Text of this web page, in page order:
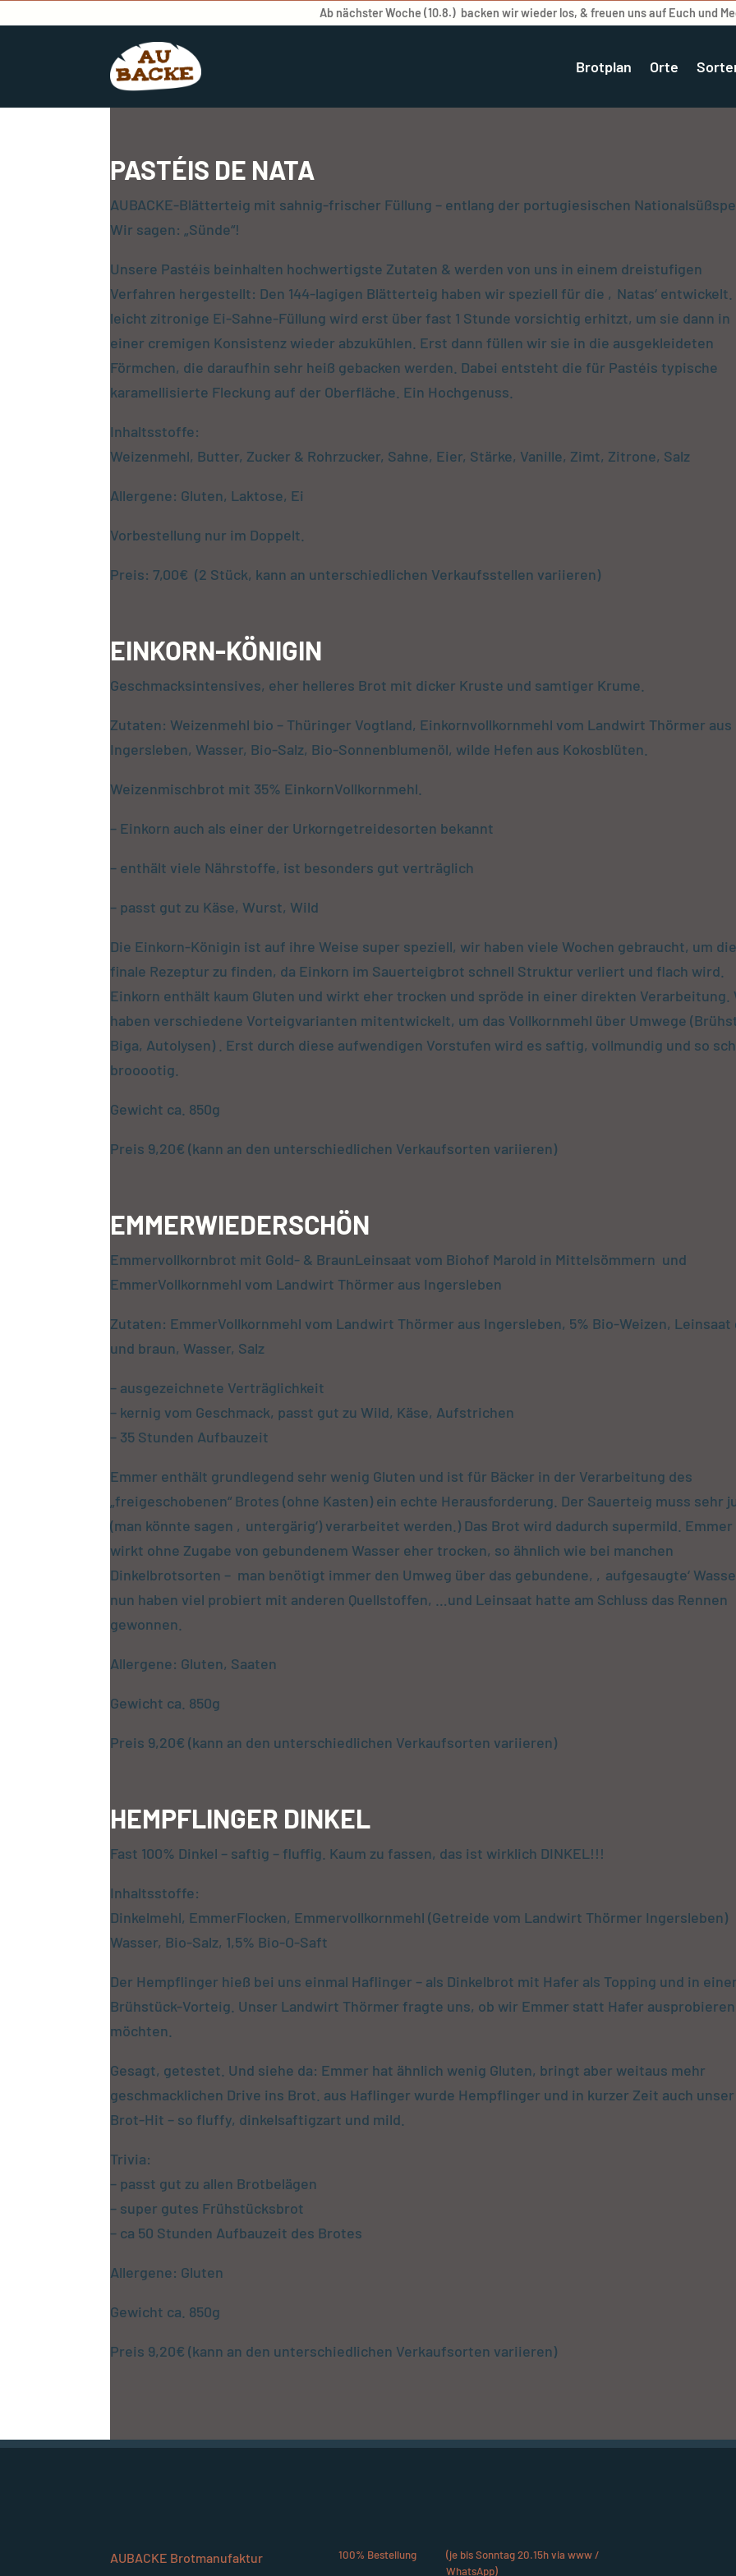
Ab nächster Woche (10.8.) backen wir wieder los, & freuen uns auf Euch und
Brotplan Orte
PASTÉIS DE NATA
AUBACKE-Blätterteig mit sahnig-frischer Füllung – entlang der portugiesischen
Wir sagen: „Sünde“!
Unsere Pastéis beinhalten hochwertigste Zutaten & werden von uns in einem dreistufigen
Verfahren hergestellt: Den 144-lagigen Blätterteig haben wir speziell für die ‚Natas‘ entwickelt.
leicht zitronige Ei-Sahne-Füllung wird erst über fast 1 Stunde vorsichtig erhitzt, um sie dann in
einer cremigen Konsistenz wieder abzukühlen. Erst dann füllen wir sie in die ausgekleideten
Förmchen, die daraufhin sehr heiß gebacken werden. Dabei entsteht die für Pastéis typische
karamellisierte Fleckung auf der Oberfläche. Ein Hochgenuss.
Inhaltsstoffe:
Weizenmehl, Butter, Zucker & Rohrzucker, Sahne, Eier, Stärke, Vanille, Zimt, Zitrone, Salz
Allergene: Gluten, Laktose, Ei
Vorbestellung nur im Doppelt.
Preis: 7,00€ (2 Stück, kann an unterschiedlichen Verkaufsstellen variieren)
EINKORN-KÖNIGIN
Geschmacksintensives, eher helleres Brot mit dicker Kruste und samtiger Krume.
Zutaten: Weizenmehl bio – Thüringer Vogtland, Einkornvollkornmehl vom Landwirt Thörmer aus
Ingersleben, Wasser, Bio-Salz, Bio-Sonnenblumenöl, wilde Hefen aus Kokosblüten.
Weizenmischbrot mit 35% EinkornVollkornmehl.
– Einkorn auch als einer der Urkorngetreidesorten bekannt
– enthält viele Nährstoffe, ist besonders gut verträglich
– passt gut zu Käse, Wurst, Wild
Die Einkorn-Königin ist auf ihre Weise super speziell, wir haben viele Wochen gebraucht, um
finale Rezeptur zu finden, da Einkorn im Sauerteigbrot schnell Struktur verliert und flach wird.
Einkorn enthält kaum Gluten und wirkt eher trocken und spröde in einer direkten Verarbeitung.
haben verschiedene Vorteigvarianten mitentwickelt, um das Vollkornmehl über Umwege
Biga, Autolysen) . Erst durch diese aufwendigen Vorstufen wird es saftig, vollmundig und so
brooootig.
Gewicht ca. 850g
Preis 9,20€ (kann an den unterschiedlichen Verkaufsorten variieren)
EMMERWIEDERSCHÖN
Emmervollkornbrot mit Gold- & BraunLeinsaat vom Biohof Marold in Mittelsömmern und
EmmerVollkornmehl vom Landwirt Thörmer aus Ingersleben
Zutaten: EmmerVollkornmehl vom Landwirt Thörmer aus Ingersleben, 5% Bio-Weizen, Leinsaat
und braun, Wasser, Salz
– ausgezeichnete Verträglichkeit
– kernig vom Geschmack, passt gut zu Wild, Käse, Aufstrichen
– 35 Stunden Aufbauzeit
Emmer enthält grundlegend sehr wenig Gluten und ist für Bäcker in der Verarbeitung des
„freigeschobenen“ Brotes (ohne Kasten) ein echte Herausforderung. Der Sauerteig muss sehr
(man könnte sagen ‚untergärig‘) verarbeitet werden.) Das Brot wird dadurch supermild. Emmer
wirkt ohne Zugabe von gebundenem Wasser eher trocken, so ähnlich wie bei manchen
Dinkelbrotsorten – man benötigt immer den Umweg über das gebundene, ‚aufgesaugte‘
nun haben viel probiert mit anderen Quellstoffen, …und Leinsaat hatte am Schluss das Rennen
gewonnen.
Allergene: Gluten, Saaten
Gewicht ca. 850g
Preis 9,20€ (kann an den unterschiedlichen Verkaufsorten variieren)
HEMPFLINGER DINKEL
Fast 100% Dinkel – saftig – fluffig. Kaum zu fassen, das ist wirklich DINKEL!!!
Inhaltsstoffe:
Dinkelmehl, EmmerFlocken, Emmervollkornmehl (Getreide vom Landwirt Thörmer Ingersleben)
Wasser, Bio-Salz, 1,5% Bio-O-Saft
Der Hempflinger hieß bei uns einmal Haflinger – als Dinkelbrot mit Hafer als Topping und in
Brühstück-Vorteig. Unser Landwirt Thörmer fragte uns, ob wir Emmer statt Hafer ausprobieren
möchten.
Gesagt, getestet. Und siehe da: Emmer hat ähnlich wenig Gluten, bringt aber weitaus mehr
geschmacklichen Drive ins Brot. aus Haflinger wurde Hempflinger und in kurzer Zeit auch unser
Brot-Hit – so fluffy, dinkelsaftigzart und mild.
Trivia:
– passt gut zu allen Brotbelägen
– super gutes Frühstücksbrot
– ca 50 Stunden Aufbauzeit des Brotes
Allergene: Gluten
Gewicht ca. 850g
Preis 9,20€ (kann an den unterschiedlichen Verkaufsorten variieren)
AUBACKE Brotmanufaktur
100% Bestellung
(je bis Sonntag 20.15h via www /
WhatsApp)